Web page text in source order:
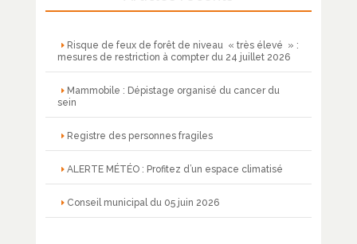
Risque de feux de forêt de niveau « très élevé » :
mesures de restriction à compter du 24 juillet 2026
Mammobile : Dépistage organisé du cancer du
sein
Registre des personnes fragiles
ALERTE MÉTÉO : Profitez d’un espace climatisé
Conseil municipal du 05 juin 2026